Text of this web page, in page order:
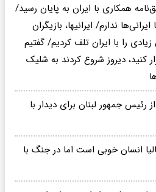
همکاری با ایران به پایان رسید/
ندارم/ ایرانیها، بازیگران
را با ایران تلف کردیم/ گفتیم
کنید، دیروز شروع کردند به شلیک
جمهور لبنان برای دیدار با
انسان خوبی است اما در جنگ با